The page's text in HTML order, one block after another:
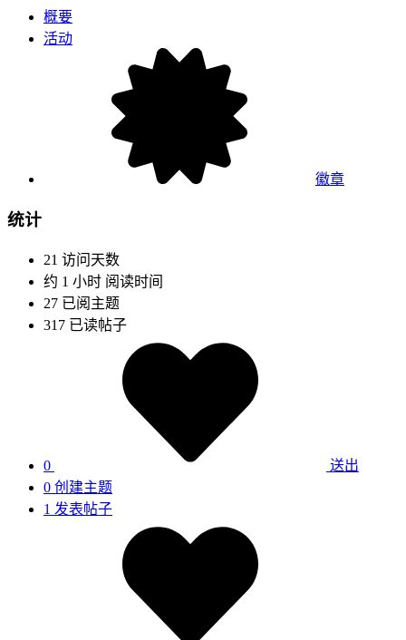
概要
活动
徽章
统计
21 访问天数
约 1 小时 阅读时间
27 已阅主题
317 已读帖子
0
送出
0 创建主题
1 发表帖子